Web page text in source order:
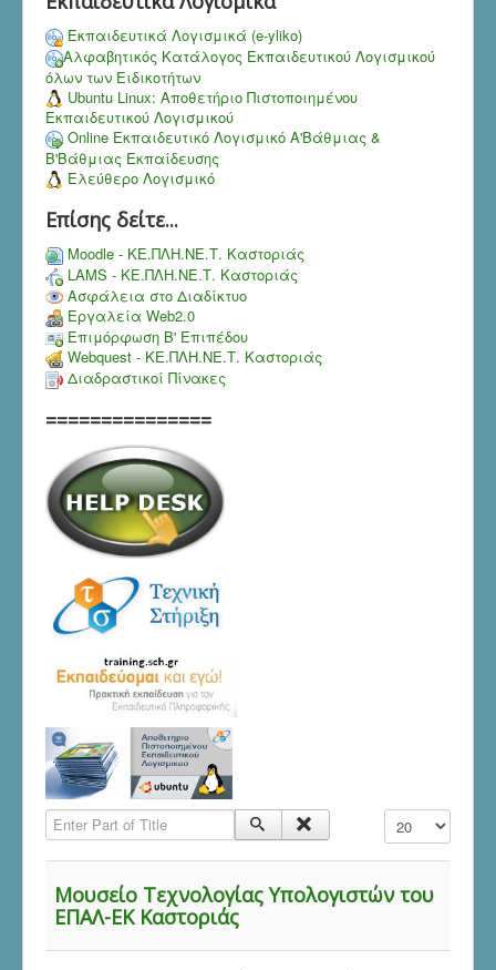
Εκπαιδευτικά Λογισμικά (e-yliko)
Αλφαβητικός Κατάλογος Εκπαιδευτικού Λογισμικού
όλων των Ειδικοτήτων
Ubuntu Linux: Αποθετήριο Πιστοποιημένου
Εκπαιδευτικού Λογισμικού
Online Εκπαιδευτικό Λογισμικό Α'Βάθμιας &
Β'Βάθμιας Εκπαίδευσης
Ελεύθερο Λογισμικό
Επίσης δείτε...
Moodle - ΚΕ.ΠΛΗ.ΝΕ.Τ. Καστοριάς
LAMS - ΚΕ.ΠΛΗ.ΝΕ.Τ. Καστοριάς
Ασφάλεια στο Διαδίκτυο
Εργαλεία Web2.0
Επιμόρφωση Β' Επιπέδου
Webquest - ΚΕ.ΠΛΗ.ΝΕ.Τ. Καστοριάς
Διαδραστικοί Πίνακες
===============
Enter Part of Title Display #
Μουσείο Τεχνολογίας Υπολογιστών του
ΕΠΑΛ-ΕΚ Καστοριάς